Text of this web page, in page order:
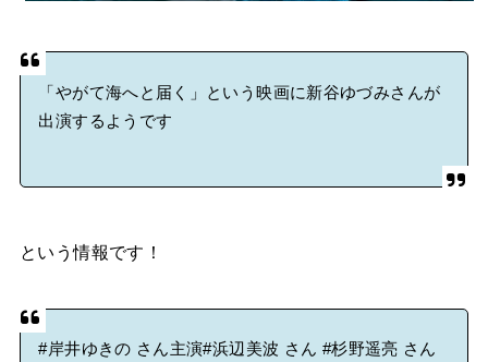
「やがて海へと届く」という映画に新谷ゆづみさんが
出演するようです
という情報です！
#岸井ゆきの さん主演#浜辺美波 さん #杉野遥亮 さん